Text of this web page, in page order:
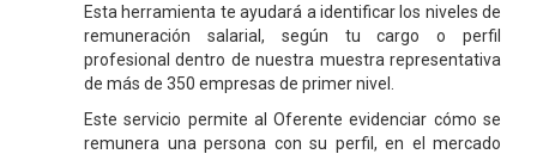
Esta herramienta te ayudará a identificar los niveles de
remuneración salarial, según tu cargo o perfil
profesional dentro de nuestra muestra representativa
de más de 350 empresas de primer nivel.
Este servicio permite al Oferente evidenciar cómo se
remunera una persona con su perfil, en el mercado